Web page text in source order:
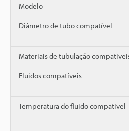
Modelo
Diâmetro de tubo compatível
Materiais de tubulação
Fluidos compatíveis
Temperatura do fluido compatível